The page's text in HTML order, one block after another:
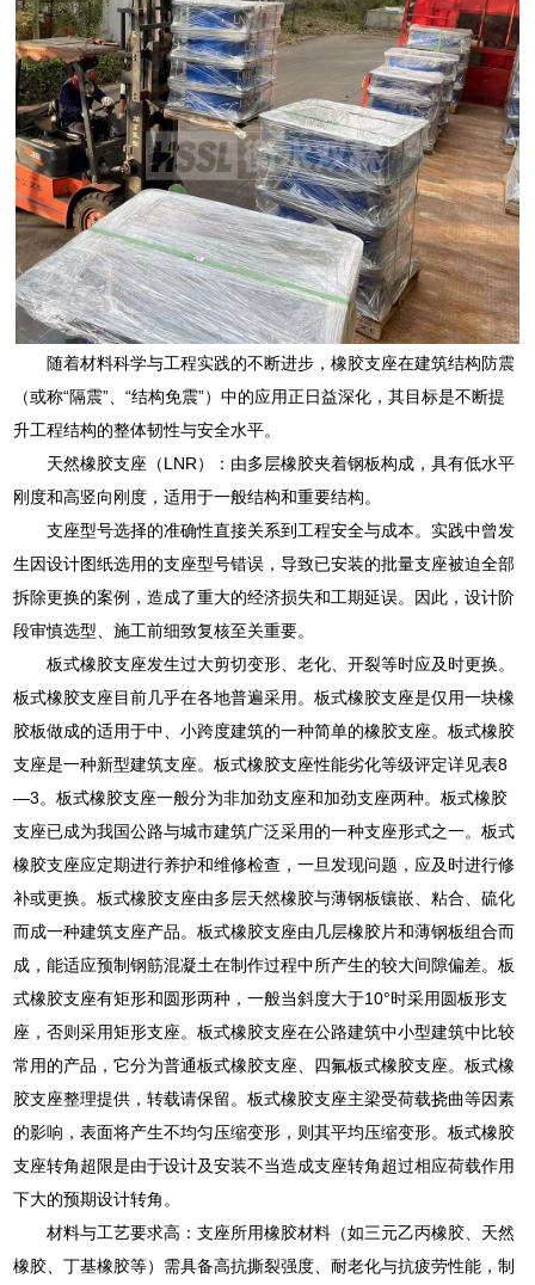
随着材料科学与工程实践的不断进步，橡胶支座在建筑结构防震
（或称“隔震”、“结构免震”）中的应用正日益深化，其目标是不断提
升工程结构的整体韧性与安全水平。
天然橡胶支座（LNR）：由多层橡胶夹着钢板构成，具有低水平
刚度和高竖向刚度，适用于一般结构和重要结构。
支座型号选择的准确性直接关系到工程安全与成本。实践中曾发
生因设计图纸选用的支座型号错误，导致已安装的批量支座被迫全部
拆除更换的案例，造成了重大的经济损失和工期延误。因此，设计阶
段审慎选型、施工前细致复核至关重要。
板式橡胶支座发生过大剪切变形、老化、开裂等时应及时更换。
板式橡胶支座目前几乎在各地普遍采用。板式橡胶支座是仅用一块橡
胶板做成的适用于中、小跨度建筑的一种简单的橡胶支座。板式橡胶
支座是一种新型建筑支座。板式橡胶支座性能劣化等级评定详见表8
—3。板式橡胶支座一般分为非加劲支座和加劲支座两种。板式橡胶
支座已成为我国公路与城市建筑广泛采用的一种支座形式之一。板式
橡胶支座应定期进行养护和维修检查，一旦发现问题，应及时进行修
补或更换。板式橡胶支座由多层天然橡胶与薄钢板镶嵌、粘合、硫化
而成一种建筑支座产品。板式橡胶支座由几层橡胶片和薄钢板组合而
成，能适应预制钢筋混凝土在制作过程中所产生的较大间隙偏差。板
式橡胶支座有矩形和圆形两种，一般当斜度大于10°时采用圆板形支
座，否则采用矩形支座。板式橡胶支座在公路建筑中小型建筑中比较
常用的产品，它分为普通板式橡胶支座、四氟板式橡胶支座。板式橡
胶支座整理提供，转载请保留。板式橡胶支座主梁受荷载挠曲等因素
的影响，表面将产生不均匀压缩变形，则其平均压缩变形。板式橡胶
支座转角超限是由于设计及安装不当造成支座转角超过相应荷载作用
下大的预期设计转角。
材料与工艺要求高：支座所用橡胶材料（如三元乙丙橡胶、天然
橡胶、丁基橡胶等）需具备高抗撕裂强度、耐老化与抗疲劳性能，制